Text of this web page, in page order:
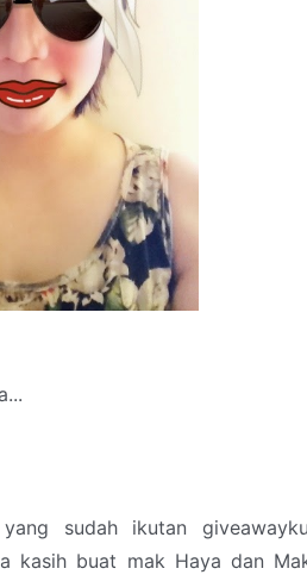
sudah ikutan
kasih buat mak Haya dan